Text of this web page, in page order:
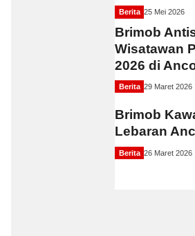
Berita 25 Mei 2026
Brimob
Wisatawan
2026 di
Berita 29 Maret 2026
Brimob
Lebaran
Berita 26 Maret 2026